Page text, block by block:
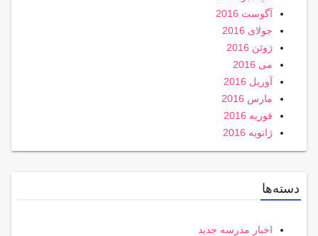
آگوست 2016
جولای 2016
ژوئن 2016
می 2016
آوریل 2016
مارس 2016
فوریه 2016
ژانویه 2016
دسته‌ها
اخبار مدرسه جدید